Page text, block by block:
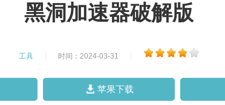
黑洞加速器破解版
工具 时间：2024-03-31
苹果下载